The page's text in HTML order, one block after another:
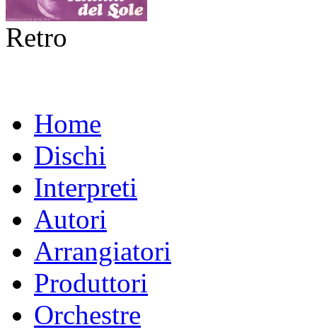
Retro
Home
Dischi
Interpreti
Autori
Arrangiatori
Produttori
Orchestre